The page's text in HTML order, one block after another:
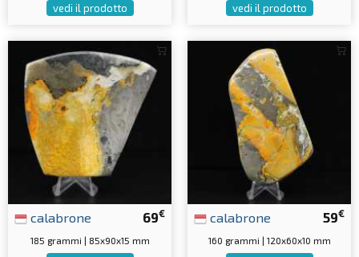
vedi il prodotto vedi il prodotto
69€
calabrone
185 grammi | 85x90x15 mm
59€
calabrone
160 grammi | 120x60x10 mm